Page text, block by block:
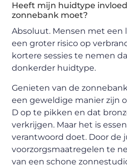
Heeft mijn huidtype
zonnebank moet?
Absoluut. Mensen met
een groter risico op
kortere sessies te nemen
donkerder huidtype.
Genieten van de
een geweldige manier zijn
D op te pikken en dat
verkrijgen. Maar het is
verantwoord doet. Door de
voorzorgsmaatregelen te
van een schone